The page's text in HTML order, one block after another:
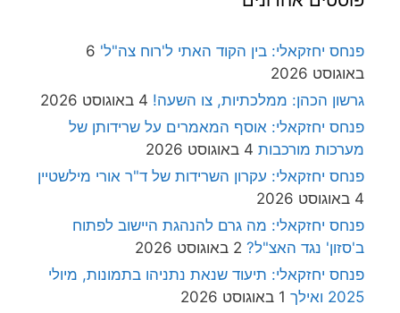
פנחס יחזקאלי: בין הקוד האתי ל'רוח צה"ל' 6
באוגוסט 2026
גרשון הכהן: ממלכתיות, צו השעה! 4 באוגוסט 2026
פנחס יחזקאלי: אוסף המאמרים על שרידותן של
מערכות מורכבות 4 באוגוסט 2026
פנחס יחזקאלי: עקרון השרידות של ד"ר אורי מילשטיין
4 באוגוסט 2026
פנחס יחזקאלי: מה גרם להנהגת היישוב לפתוח
ב'סזון' נגד האצ"ל? 2 באוגוסט 2026
פנחס יחזקאלי: תיעוד שנאת נתניהו בתמונות, מיולי
2025 ואילך
1 באוגוסט 2026